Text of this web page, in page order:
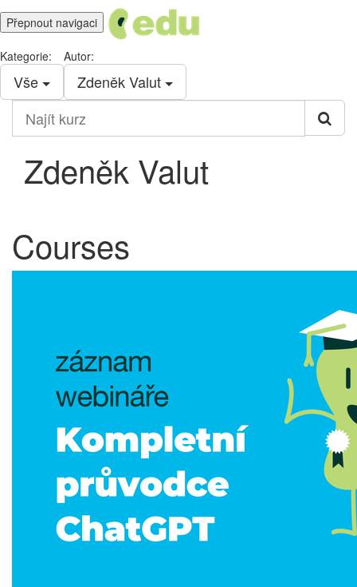
Přepnout navigaci
Kategorie:
Vše
Autor:
Zdeněk Valut
kurz
Zdeněk Valut
Courses